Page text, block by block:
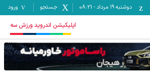
دوشنبه ۱۹ مرداد -
08:21 جستجو ورود
اپلیکیشن اندروید ورزش سه